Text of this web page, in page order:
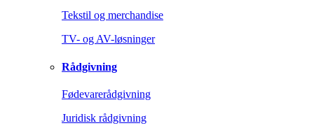
Tekstil og merchandise
TV- og AV-løsninger
Rådgivning
Fødevarerådgivning
Juridisk rådgivning